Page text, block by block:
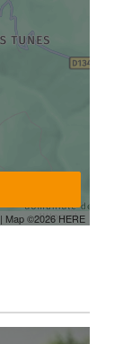
| Map ©2026 HERE